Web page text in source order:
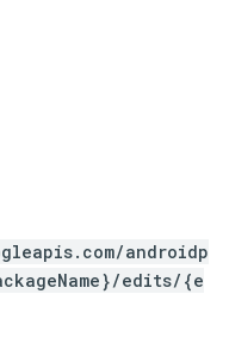
androidp
edits/{e